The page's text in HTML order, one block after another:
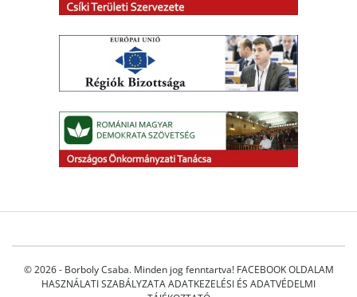
© 2026 - Borboly Csaba. Minden jog fenntartva! FACEBOOK OLDALAM
HASZNÁLATI SZABÁLYZATAADATKEZELÉSI ÉS ADATVÉDELMI